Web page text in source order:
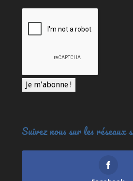
Suivez nous sur les réseaux